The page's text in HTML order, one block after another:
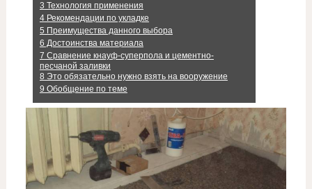
3 Технология применения
4Рекомендации по укладке
5 Преимущества данного выбора
6 Достоинства материала
7 Сравнение кнауф-суперпола и цементно-
песчаной заливки
8 Это обязательно нужно взять на вооружение
9 Обобщение по теме